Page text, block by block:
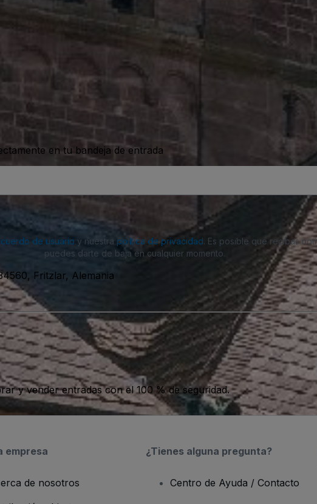
en tu bandeja de entrada
de usuario y nuestra política de privacidad. Es posible que recibas
puedes darte de baja en cualquier momento.
Fritzlar, Alemania
y vender entradas con el 100 % de seguridad.
empresa
de nosotros
¿Tienes alguna pregunta?
Centro de Ayuda / Contacto